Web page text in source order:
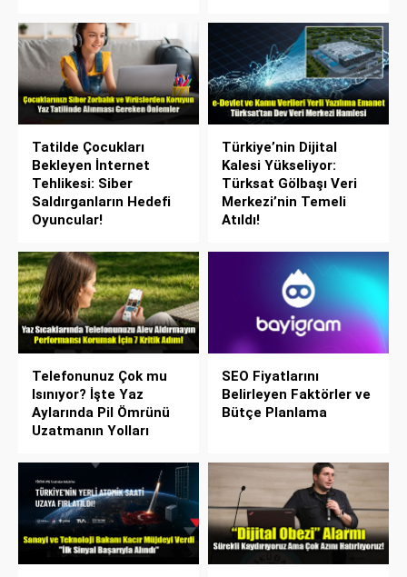
Tatilde Çocukları
Bekleyen İnternet
Tehlikesi: Siber
Saldırganların Hedefi
Oyuncular!
Türkiye’nin Dijital
Kalesi Yükseliyor:
Türksat Gölbaşı Veri
Merkezi’nin Temeli
Atıldı!
Telefonunuz Çok mu
Isınıyor? İşte Yaz
Aylarında Pil Ömrünü
Uzatmanın Yolları
SEO Fiyatlarını
Belirleyen Faktörler ve
Bütçe Planlama